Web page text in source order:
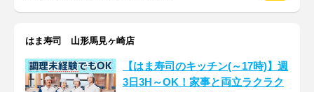
はま寿司 山形馬見ヶ崎店
【はま寿司のキッチン(～17時)】週
3日3H～OK！家事と両立ラクラク